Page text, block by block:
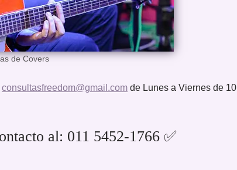
de Covers
consultasfreedom@gmail.com de Lunes a Viernes de 10
al: 011 5452-1766 ✅